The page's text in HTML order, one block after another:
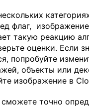
флаг,
такую реакцию
оценки. Если
попробуйте
объекты или
изображение в
точно